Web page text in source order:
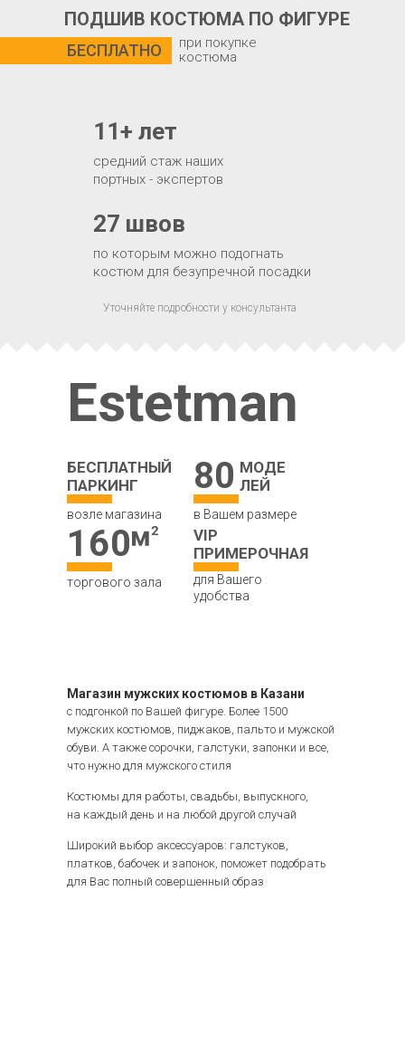
ПОДШИВ КОСТЮМА ПО ФИГУРЕ
БЕСПЛАТНО
по которым можно подогнать
костюм для безупречной посадки
27 швов
средний стаж наших
портных - экспертов
11+ лет
при покупке
костюма
Уточняйте подробности у консультанта
с подгонкой по Вашей фигуре. Более 1500
мужских костюмов, пиджаков, пальто и мужской
обуви. А также сорочки, галстуки, запонки и все,
что нужно для мужского стиля
Костюмы для работы, свадьбы, выпускного,
на каждый день и на любой другой случай
Широкий выбор аксессуаров: галстуков,
платков, бабочек и запонок, поможет подобрать
для Вас полный совершенный образ
Estetman
БЕСПЛАТНЫЙ
ПАРКИНГ
возле магазина
80 МОДЕ
ЛЕЙ
в Вашем размере
160
торгового зала
VIP
ПРИМЕРОЧНАЯ
для Вашего
удобства
Магазин мужских костюмов в Казани